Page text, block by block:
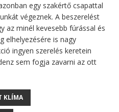
egy szakértő csapattal
végeznek. A beszerelést
az minél kevesebb fúrással és
elhelyezésére is nagy
ingyen szerelés keretein
sem fogja zavarni az ott
KLÍMA